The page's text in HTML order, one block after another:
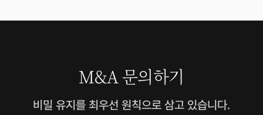
M&A 문의하기
비밀 유지를 최우선 원칙으로 삼고 있습니다.